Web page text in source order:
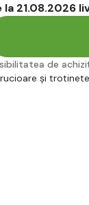
la 21.08.2026
de
și trotinete